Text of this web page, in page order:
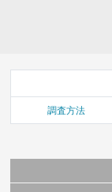
調査方法